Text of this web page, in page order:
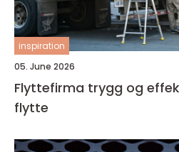
inspiration
05. June 2026
Flyttefirma trygg og effektiv hjelp når du skal
flytte